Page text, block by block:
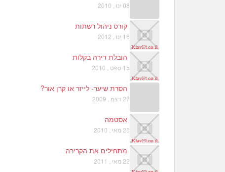
08 ינו , 2010
קורס ניהול רשתות
16 ינו , 2012
הובלת דירה בקלות
15 ספט , 2010
הסרת שיער- לייזר או קרן אור?
27 דצמ , 2009
אסטמה
25 מאי , 2010
מתחילים את הקרירה
22 מאי , 2011